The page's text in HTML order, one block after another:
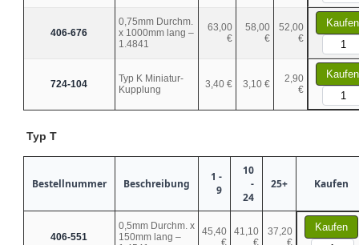
406-676
0,75mm Durchm.
x 1000mm lang –
1.4841
63,00
€
58,00
€
52,00
€
Kaufen
724-104
Typ K Miniatur-
Kupplung
3,40 € 3,10 €
2,90
€
Kaufen
Typ T
Bestellnummer Beschreibung
1 -
9
10
-
24
25+ Kaufen
406-551
0,5mm Durchm. x
150mm lang –
45,40
€
41,10
€
37,20
€
Kaufen